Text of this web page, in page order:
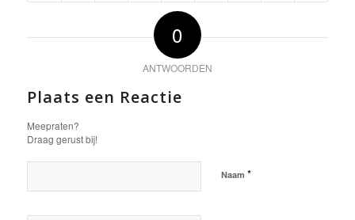
0
ANTWOORDEN
Plaats een Reactie
Meepraten?
Draag gerust bij!
Naam *